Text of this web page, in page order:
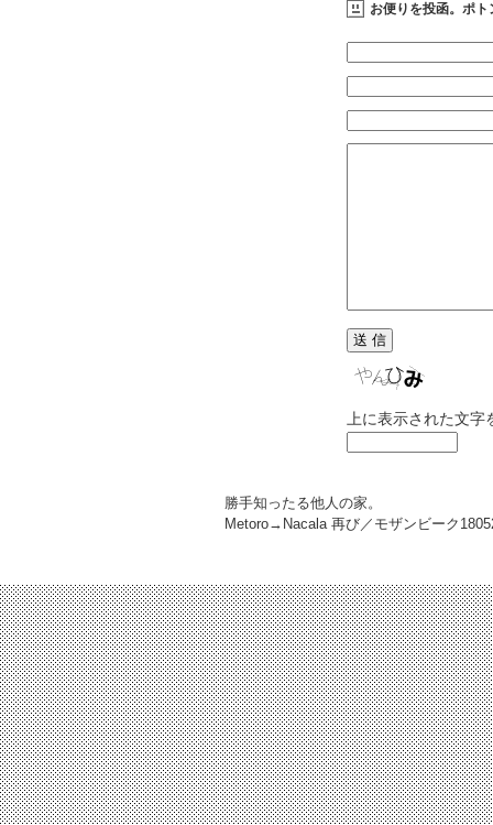
お便りを投函。ポト
上に表示された文
勝手知ったる他人の家。
Metoro→Nacala 再び／モザンビーク